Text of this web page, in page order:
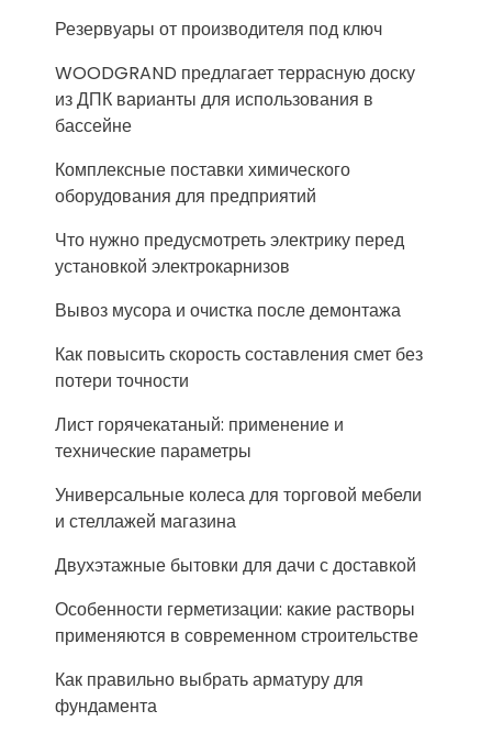
Резервуары от производителя под ключ
WOODGRAND предлагает террасную доску
из ДПК варианты для использования в
бассейне
Комплексные поставки химического
оборудования для предприятий
Что нужно предусмотреть электрику перед
установкой электрокарнизов
Вывоз мусора и очистка после демонтажа
Как повысить скорость составления смет без
потери точности
Лист горячекатаный: применение и
технические параметры
Универсальные колеса для торговой мебели
и стеллажей магазина
Двухэтажные бытовки для дачи с доставкой
Особенности герметизации: какие растворы
применяются в современном строительстве
Как правильно выбрать арматуру для
фундамента